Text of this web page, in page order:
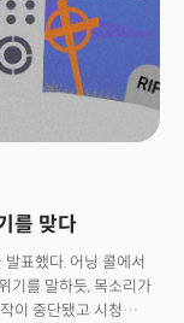
를 맞다
표했다. 어닝 콜에서
기를 말하듯, 목소리가
이 중단됐고 시청